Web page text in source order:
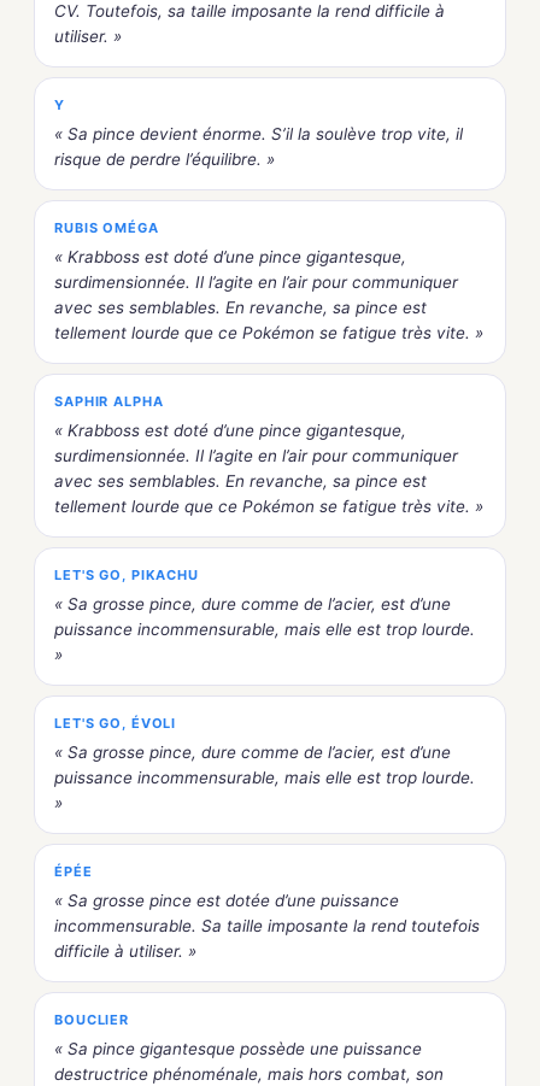
CV. Toutefois, sa taille imposante la rend difficile à
utiliser. »
Y
« Sa pince devient énorme. S’il la soulève trop vite, il
risque de perdre l’équilibre. »
RUBIS OMÉGA
« Krabboss est doté d’une pince gigantesque,
surdimensionnée. Il l’agite en l’air pour communiquer
avec ses semblables. En revanche, sa pince est
tellement lourde que ce Pokémon se fatigue très vite. »
SAPHIR ALPHA
« Krabboss est doté d’une pince gigantesque,
surdimensionnée. Il l’agite en l’air pour communiquer
avec ses semblables. En revanche, sa pince est
tellement lourde que ce Pokémon se fatigue très vite. »
LET'S GO, PIKACHU
« Sa grosse pince, dure comme de l’acier, est d’une
puissance incommensurable, mais elle est trop lourde.
»
LET'S GO, ÉVOLI
« Sa grosse pince, dure comme de l’acier, est d’une
puissance incommensurable, mais elle est trop lourde.
»
ÉPÉE
« Sa grosse pince est dotée d’une puissance
incommensurable. Sa taille imposante la rend toutefois
difficile à utiliser. »
BOUCLIER
« Sa pince gigantesque possède une puissance
destructrice phénoménale, mais hors combat, son